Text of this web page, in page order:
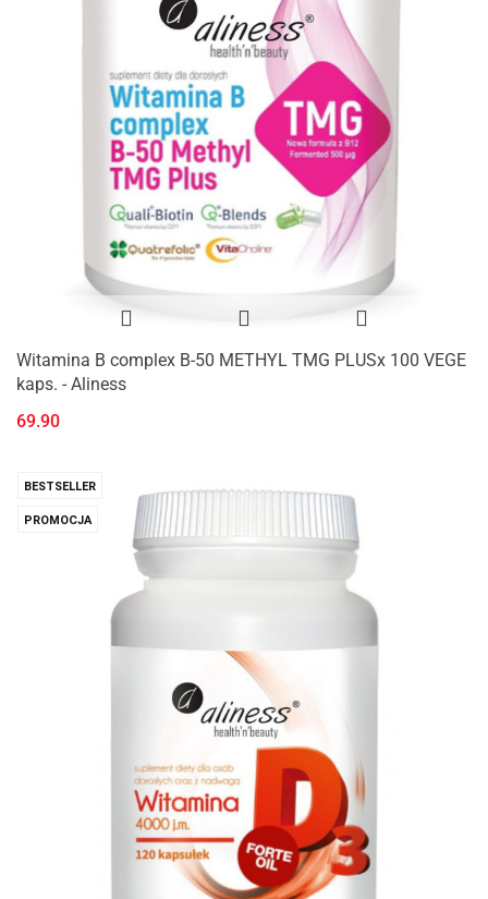
Witamina B complex B-50 METHYL TMG PLUSx 100 VEGE
kaps. - Aliness
69.90
BESTSELLER
PROMOCJA